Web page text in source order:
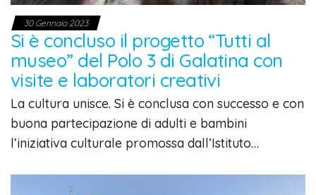
30 Gennaio 2023
Si è concluso il progetto “Tutti al
museo” del Polo 3 di Galatina con
visite e laboratori creativi
La cultura unisce. Si è conclusa con successo e con
buona partecipazione di adulti e bambini
l’iniziativa culturale promossa dall’Istituto…